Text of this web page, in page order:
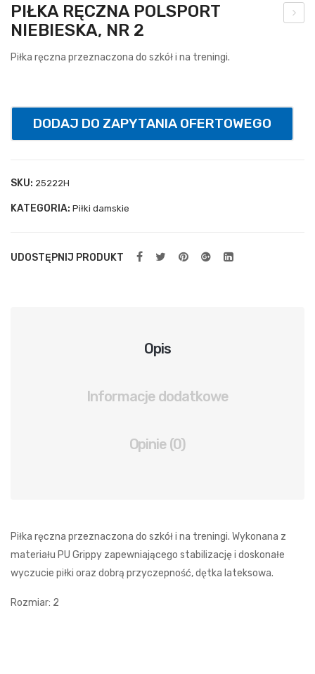
za
PIŁKA RĘCZNA POLSPORT
NIEBIESKA, NR 2
Piłka ręczna przeznaczona do szkół i na treningi.
DODAJ DO ZAPYTANIA OFERTOWEGO
SKU: 25222H
KATEGORIA: Piłki damskie
UDOSTĘPNIJ PRODUKT
Opis
Informacje dodatkowe
Opinie (0)
Piłka ręczna przeznaczona do szkół i na treningi. Wykonana z
materiału PU Grippy zapewniającego stabilizację i doskonałe
wyczucie piłki oraz dobrą przyczepność, dętka lateksowa.
Rozmiar: 2